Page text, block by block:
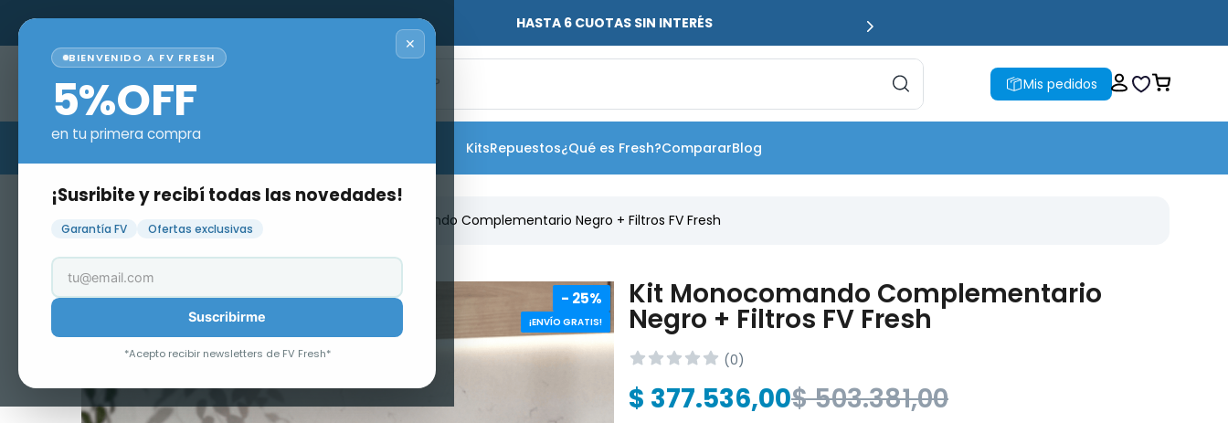
SIN INTERÉS 5 AÑOS DE GARANTÍA FV
¿Qué estás buscando?
Mis pedidos
KitsRepuestos¿Qué es Fresh?CompararBlog
✕
BIENVENIDO A FV FRESH
5%OFF
en tu primera compra
¡Susribite y recibí todas las novedades!
Garantía FV Ofertas exclusivas
Suscribirme
*Acepto recibir newsletters de FV Fresh*
Sistema Complementario Kit Monocomando Complementario Negro + Filtros FV Fresh
- 25%
¡ENVÍO GRATIS!
Kit Monocomando Complementario
Negro + Filtros FV Fresh
(0)
$ 377.536,00$503.381,00